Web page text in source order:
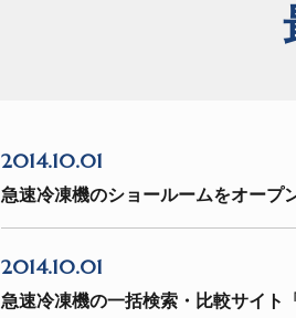
2014.10.01
急速冷凍機のショールームをオープ
2014.10.01
急速冷凍機の一括検索・比較サイト